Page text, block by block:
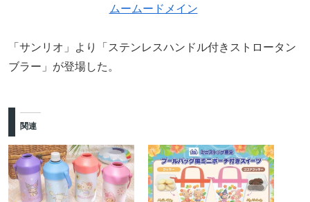
ムームードメイン
「サンリオ」より「ステンレスハンドル付きストロータン
ブラー」が登場した。
関連